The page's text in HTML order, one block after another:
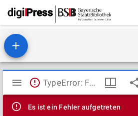
Mirador
Viewer
TypeError: Failed to fetch
Es ist ein Fehler aufgetreten